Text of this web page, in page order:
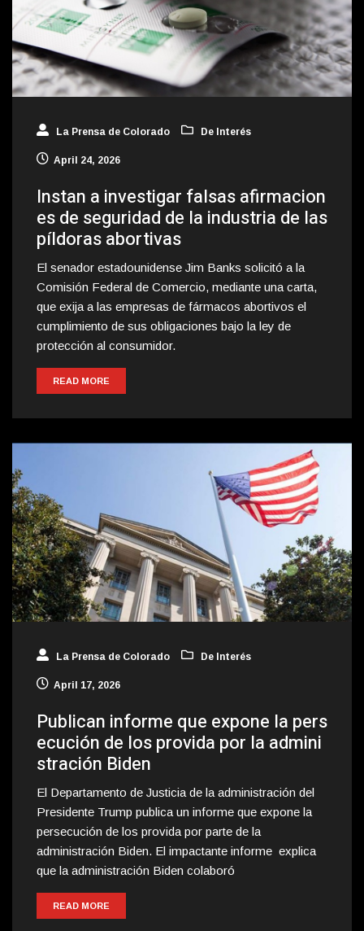
La Prensa de Colorado De Interés
April 24, 2026
Instan a investigar falsas afirmacion
es de seguridad de la industria de las
píldoras abortivas
El senador estadounidense Jim Banks solicitó a la
Comisión Federal de Comercio, mediante una carta,
que exija a las empresas de fármacos abortivos el
cumplimiento de sus obligaciones bajo la ley de
protección al consumidor.
READ MORE
La Prensa de Colorado De Interés
April 17, 2026
Publican informe que expone la pers
ecución de los provida por la admini
stración Biden
El Departamento de Justicia de la administración del
Presidente Trump publica un informe que expone la
persecución de los provida por parte de la
administración Biden. El impactante informe explica
que la administración Biden colaboró
READ MORE